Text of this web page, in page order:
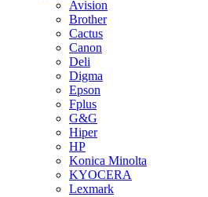
Avision
Brother
Cactus
Canon
Deli
Digma
Epson
Fplus
G&G
Hiper
HP
Konica Minolta
KYOCERA
Lexmark